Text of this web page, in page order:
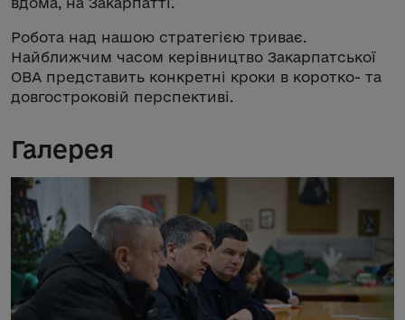
Робота над нашою стратегією триває.
Найближчим часом керівництво Закарпатської
ОВА представить конкретні кроки в коротко- та
довгостроковій перспективі.
Галерея